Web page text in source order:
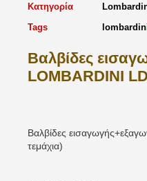
Κατηγορία
Tags
Βαλβίδες
LOMBARDINI
Βαλβίδες
τεμάχια)